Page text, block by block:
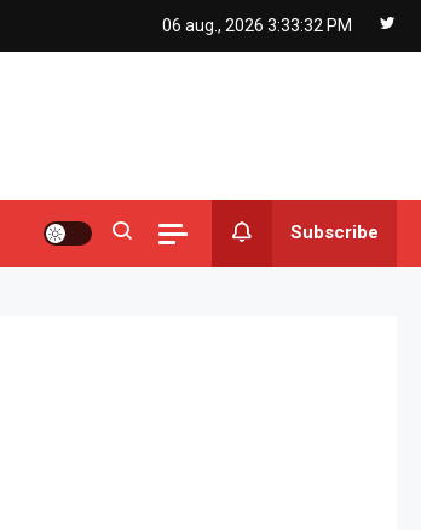
06 aug., 2026 3:33:33 PM
Subscribe